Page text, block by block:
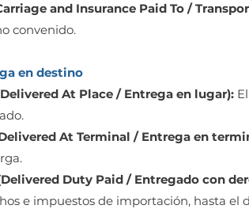
and Insurance Paid To /
convenido.
en destino
At Place / Entrega en lugar):
At Terminal / Entrega en
Duty Paid / Entregado con
e impuestos de importación, hasta el